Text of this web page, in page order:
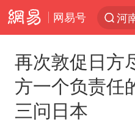
网易号
再次敦促日方
方一个负责任
三问日本